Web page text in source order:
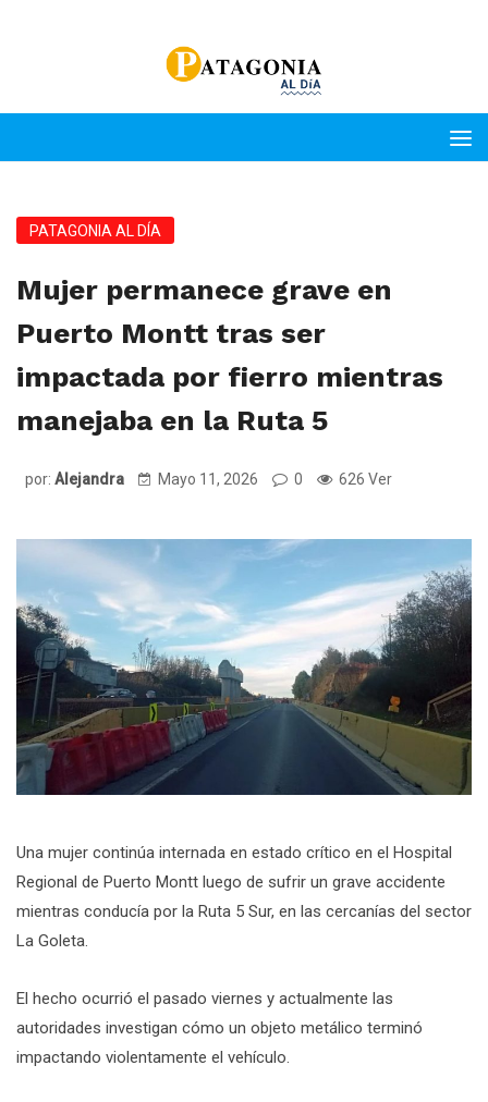
PATAGONIA AL DÍA
Mujer permanece grave en
Puerto Montt tras ser
impactada por fierro mientras
manejaba en la Ruta 5
por: Alejandra Mayo 11, 2026 0 626 Ver
Una mujer continúa internada en estado crítico en el Hospital
Regional de Puerto Montt luego de sufrir un grave accidente
mientras conducía por la Ruta 5 Sur, en las cercanías del sector
La Goleta.
El hecho ocurrió el pasado viernes y actualmente las
autoridades investigan cómo un objeto metálico terminó
impactando violentamente el vehículo.